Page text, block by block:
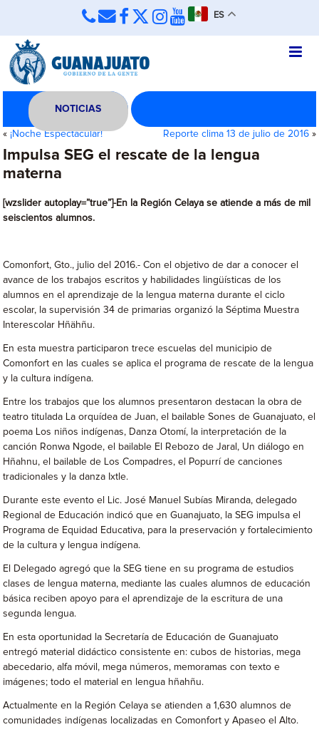
ES
NOTICIAS
« ¡Noche Espectacular! Reporte clima 13 de julio de 2016»
Impulsa SEG el rescate de la lengua
materna
[wzslider autoplay=”true”]-En la Región Celaya se atiende a más de mil
seiscientos alumnos.
Comonfort, Gto., julio del 2016.- Con el objetivo de dar a conocer el
avance de los trabajos escritos y habilidades lingüísticas de los
alumnos en el aprendizaje de la lengua materna durante el ciclo
escolar, la supervisión 34 de primarias organizó la Séptima Muestra
Interescolar Hñähñu.
En esta muestra participaron trece escuelas del municipio de
Comonfort en las cuales se aplica el programa de rescate de la lengua
y la cultura indígena.
Entre los trabajos que los alumnos presentaron destacan la obra de
teatro titulada La orquídea de Juan, el bailable Sones de Guanajuato, el
poema Los niños indígenas, Danza Otomí, la interpretación de la
canción Ronwa Ngode, el bailable El Rebozo de Jaral, Un diálogo en
Hñahnu, el bailable de Los Compadres, el Popurrí de canciones
tradicionales y la danza Ixtle.
Durante este evento el Lic. José Manuel Subías Miranda, delegado
Regional de Educación indicó que en Guanajuato, la SEG impulsa el
Programa de Equidad Educativa, para la preservación y fortalecimiento
de la cultura y lengua indígena.
El Delegado agregó que la SEG tiene en su programa de estudios
clases de lengua materna, mediante las cuales alumnos de educación
básica reciben apoyo para el aprendizaje de la escritura de una
segunda lengua.
En esta oportunidad la Secretaría de Educación de Guanajuato
entregó material didáctico consistente en: cubos de historias, mega
abecedario, alfa móvil, mega números, memoramas con texto e
imágenes; todo el material en lengua hñahñu.
Actualmente en la Región Celaya se atienden a 1,630 alumnos de
comunidades indígenas localizadas en Comonfort y Apaseo el Alto.